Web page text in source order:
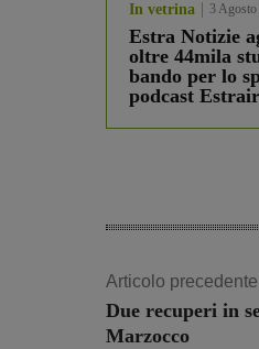
In vetrina 3
Estra Notizie
oltre 44mila
bando per lo
podcast Estrair
Articolo precedente
Due recuperi in
Marzocco